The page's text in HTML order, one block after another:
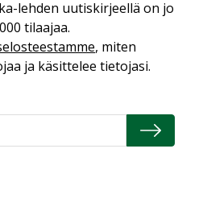
EPD-dokumenteista
on
lehden uutiskirjeellä on jo
tilaajaa.
, miten
ja käsittelee tietojasi.